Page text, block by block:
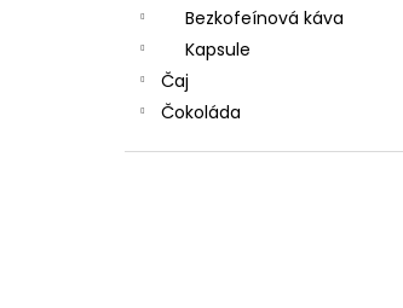
Bezkofeínová káva
Kapsule
Čaj
Čokoláda